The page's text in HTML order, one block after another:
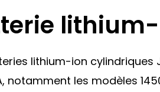
lithium-ion cylindriques
notamment les modèles